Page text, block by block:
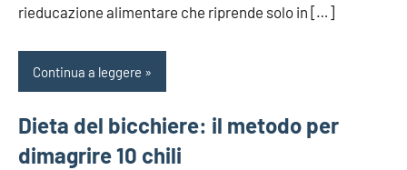
rieducazione alimentare che riprende solo in […]
Continua a leggere
Dieta del bicchiere: il metodo per
dimagrire 10 chili